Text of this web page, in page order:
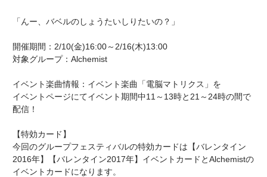
「んー、バベルのしょうたいしりたいの？」
開催期間：2/10(金)16:00～2/16(木)13:00
対象グループ：Alchemist
イベント楽曲情報：イベント楽曲「電脳マトリクス」を
イベントページにてイベント期間中11～13時と21～24時の間で
配信！
【特効カード】
今回のグループフェスティバルの特効カードは【バレンタイン
2016年】【バレンタイン2017年】イベントカードとAlchemistの
イベントカードになります。